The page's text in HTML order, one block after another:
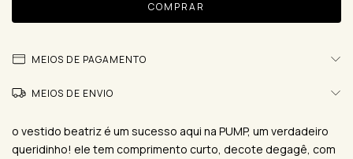
MEIOS DE PAGAMENTO
MEIOS DE ENVIO
o vestido beatriz é um sucesso aqui na PUMP, um verdadeiro
queridinho! ele tem comprimento curto, decote degagê, com